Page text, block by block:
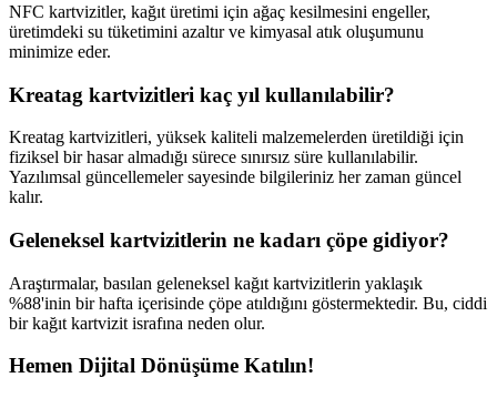
NFC kartvizitler, kağıt üretimi için ağaç kesilmesini engeller,
üretimdeki su tüketimini azaltır ve kimyasal atık oluşumunu
minimize eder.
Kreatag kartvizitleri kaç yıl kullanılabilir?
Kreatag kartvizitleri, yüksek kaliteli malzemelerden üretildiği için
fiziksel bir hasar almadığı sürece sınırsız süre kullanılabilir.
Yazılımsal güncellemeler sayesinde bilgileriniz her zaman güncel
kalır.
Geleneksel kartvizitlerin ne kadarı çöpe gidiyor?
Araştırmalar, basılan geleneksel kağıt kartvizitlerin yaklaşık
%88'inin bir hafta içerisinde çöpe atıldığını göstermektedir. Bu, ciddi
bir kağıt kartvizit israfına neden olur.
Hemen Dijital Dönüşüme Katılın!